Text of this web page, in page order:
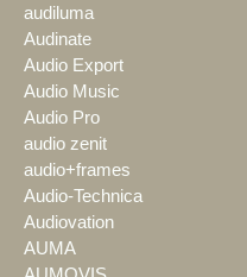
audiluma
Audinate
Audio Export
Audio Music
Audio Pro
audio zenit
audio+frames
Audio-Technica
Audiovation
AUMA